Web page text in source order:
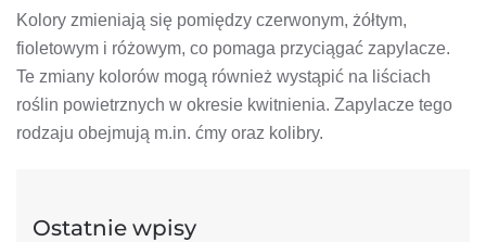
Kolory zmieniają się pomiędzy czerwonym, żółtym,
fioletowym i różowym, co pomaga przyciągać zapylacze.
Te zmiany kolorów mogą również wystąpić na liściach
roślin powietrznych w okresie kwitnienia. Zapylacze tego
rodzaju obejmują m.in. ćmy oraz kolibry.
Ostatnie wpisy